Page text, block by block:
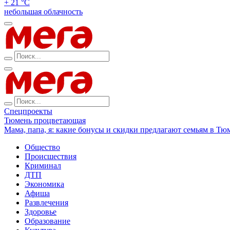
+ 21 °С
небольшая облачность
Спецпроекты
Тюмень процветающая
Мама, папа, я: какие бонусы и скидки предлагают семьям в
Общество
Происшествия
Криминал
ДТП
Экономика
Афиша
Развлечения
Здоровье
Образование